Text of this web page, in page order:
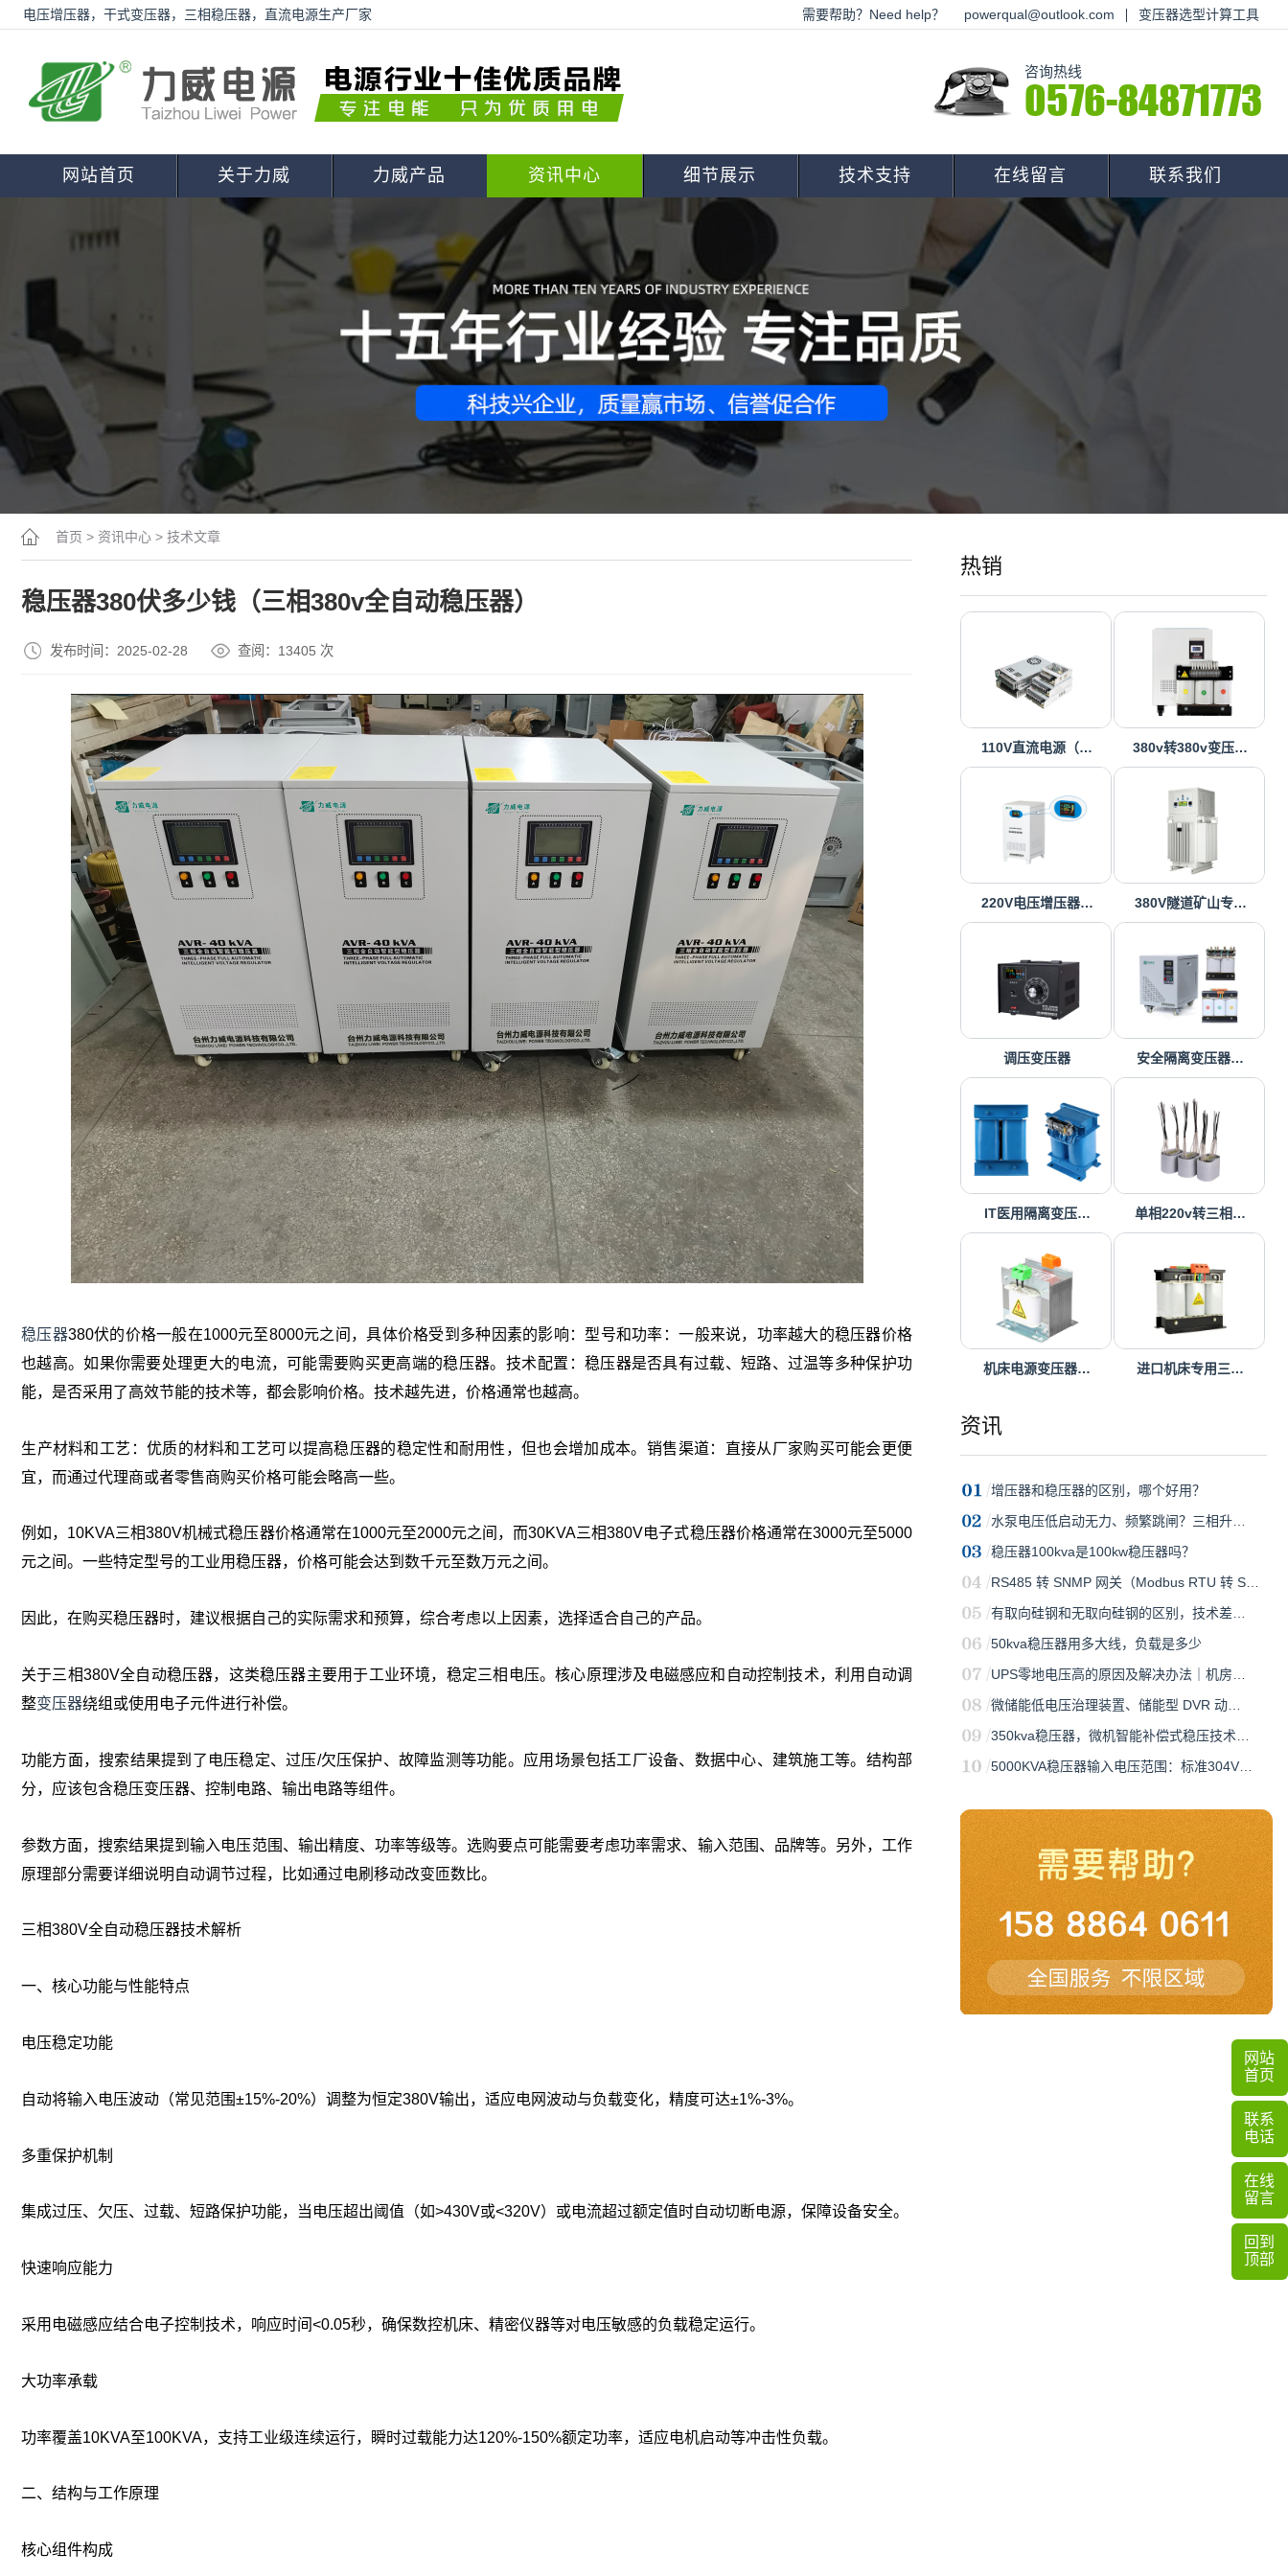
电压增压器，干式变压器，三相稳压器，直流电源生产厂家 需要帮助？Need help？ powerqual@outlook.com 变压器选型计算工具
咨询热线
0576-84871773
网站首页 关于力威 力威产品 资讯中心 细节展示 技术支持 在线留言 联系我们
热销
110V直流电源（… 380v转380v变压…
220V电压增压器… 380V隧道矿山专…
调压变压器 安全隔离变压器…
IT医用隔离变压… 单相220v转三相…
机床电源变压器… 进口机床专用三…
资讯
增压器和稳压器的区别，哪个好用？
水泵电压低启动无力、频繁跳闸？三相升…
稳压器100kva是100kw稳压器吗？
RS485 转 SNMP 网关（Modbus RTU 转 S…
有取向硅钢和无取向硅钢的区别，技术差…
50kva稳压器用多大线，负载是多少
UPS零地电压高的原因及解决办法｜机房…
微储能低电压治理装置、储能型 DVR 动…
350kva稳压器，微机智能补偿式稳压技术…
5000KVA稳压器输入电压范围：标准304V…
首页 > 资讯中心 > 技术文章
稳压器380伏多少钱（三相380v全自动稳压器）
发布时间：2025-02-28 查阅：13405 次
稳压器380伏的价格一般在1000元至8000元之间‌‌，具体价格受到多种因素的影响：‌型号和功率‌：一般来说，功率越大的稳压器价格
也越高。如果你需要处理更大的电流，可能需要购买更高端的稳压器‌。‌技术配置‌：稳压器是否具有过载、短路、过温等多种保护功
能，是否采用了高效节能的技术等，都会影响价格。技术越先进，价格通常也越高‌。
‌生产材料和工艺‌：优质的材料和工艺可以提高稳压器的稳定性和耐用性，但也会增加成本‌。‌销售渠道‌：直接从厂家购买可能会更便
宜，而通过代理商或者零售商购买价格可能会略高一些‌。
例如，10KVA三相380V机械式稳压器价格通常在1000元至2000元之间，而30KVA三相380V电子式稳压器价格通常在3000元至5000
元之间‌。一些特定型号的工业用稳压器，价格可能会达到数千元至数万元之间‌。
因此，在购买稳压器时，建议根据自己的实际需求和预算，综合考虑以上因素，选择适合自己的产品。
关于三相380V全自动稳压器，这类稳压器主要用于工业环境，稳定三相电压。核心原理涉及电磁感应和自动控制技术，利用自动调
整变压器绕组或使用电子元件进行补偿。‌
功能方面，搜索结果提到了电压稳定、过压/欠压保护、故障监测等功能。‌应用场景包括工厂设备、数据中心、建筑施工等。‌结构部
分，应该包含稳压变压器、控制电路、输出电路等组件。‌
参数方面，搜索结果提到输入电压范围、输出精度、功率等级等。‌选购要点可能需要考虑功率需求、输入范围、品牌等。‌另外，工作
原理部分需要详细说明自动调节过程，比如通过电刷移动改变匝数比。‌
三相380V全自动稳压器技术解析
一、核心功能与性能特点
‌电压稳定功能‌
自动将输入电压波动（常见范围±15%-20%）调整为恒定380V输出，适应电网波动与负载变化，精度可达±1%-3%‌。
‌多重保护机制‌
集成过压、欠压、过载、短路保护功能，当电压超出阈值（如>430V或<320V）或电流超过额定值时自动切断电源，保障设备安全‌。
‌快速响应能力‌
采用电磁感应结合电子控制技术，响应时间<0.05秒，确保数控机床、精密仪器等对电压敏感的负载稳定运行‌。
‌大功率承载‌
功率覆盖10KVA至100KVA，支持工业级连续运行，瞬时过载能力达120%-150%额定功率，适应电机启动等冲击性负载‌。
二、结构与工作原理
‌核心组件构成‌
网站
首页
联系
电话
在线
留言
回到
顶部